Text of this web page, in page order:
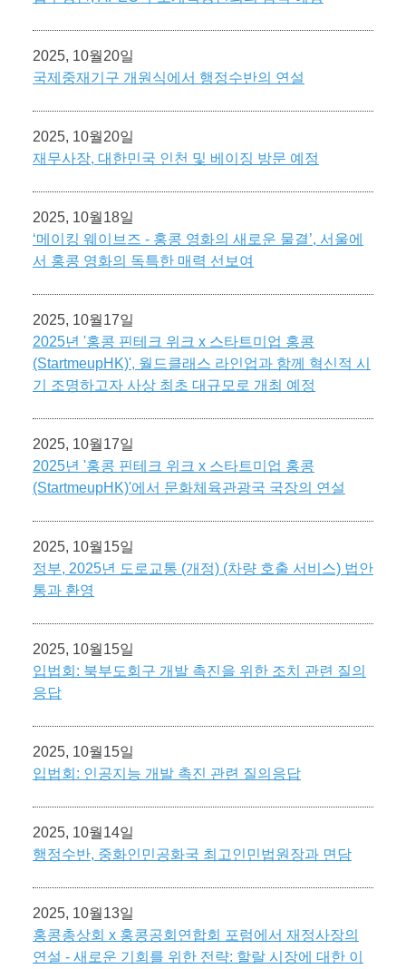
2025, 10월20일
국제중재기구 개원식에서 행정수반의 연설
2025, 10월20일
재무사장, 대한민국 인천 및 베이징 방문 예정
2025, 10월18일
‘메이킹 웨이브즈 - 홍콩 영화의 새로운 물결’, 서울에
서 홍콩 영화의 독특한 매력 선보여
2025, 10월17일
2025년 '홍콩 핀테크 위크 x 스타트미업 홍콩
(StartmeupHK)', 월드클래스 라인업과 함께 혁신적 시
기 조명하고자 사상 최초 대규모로 개최 예정
2025, 10월17일
2025년 '홍콩 핀테크 위크 x 스타트미업 홍콩
(StartmeupHK)'에서 문화체육관광국 국장의 연설
2025, 10월15일
정부, 2025년 도로교통 (개정) (차량 호출 서비스) 법안
통과 환영
2025, 10월15일
입법회: 북부도회구 개발 촉진을 위한 조치 관련 질의
응답
2025, 10월15일
입법회: 인공지능 개발 촉진 관련 질의응답
2025, 10월14일
행정수반, 중화인민공화국 최고인민법원장과 면담
2025, 10월13일
홍콩총상회 x 홍콩공회연합회 포럼에서 재정사장의
연설 - 새로운 기회를 위한 전략: 할랄 시장에 대한 이